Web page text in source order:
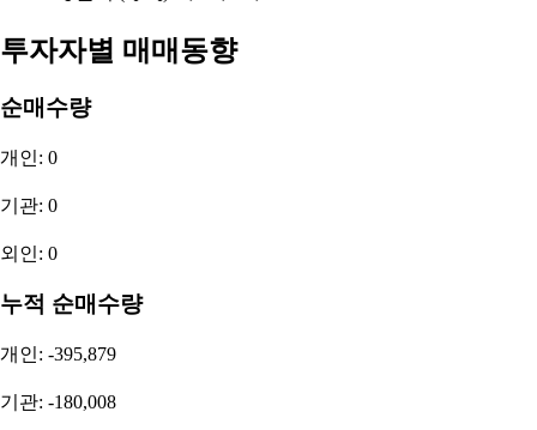
투자자별 매매동향
순매수량
개인: 0
기관: 0
외인: 0
누적 순매수량
개인: -395,879
기관: -180,008